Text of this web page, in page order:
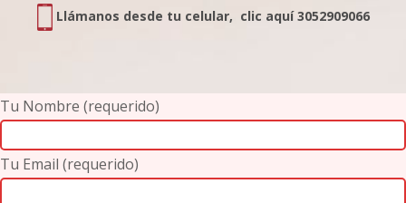
Llámanos desde tu celular, clic aquí 3052909066
Tu Nombre (requerido)
Tu Email (requerido)